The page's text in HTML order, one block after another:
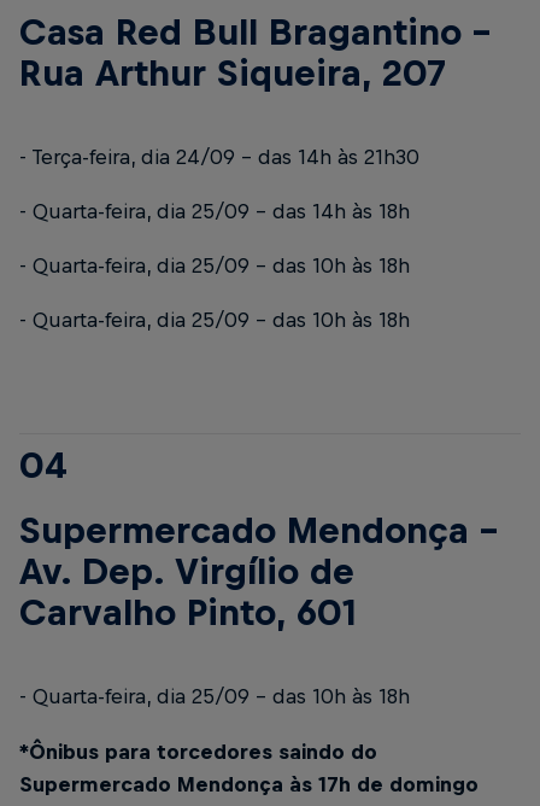
Casa Red Bull Bragantino –
Rua Arthur Siqueira, 207
- Terça-feira, dia 24/09 – das 14h às 21h30
- Quarta-feira, dia 25/09 – das 14h às 18h
- Quarta-feira, dia 25/09 – das 10h às 18h
- Quarta-feira, dia 25/09 – das 10h às 18h
04
Supermercado Mendonça -
Av. Dep. Virgílio de
Carvalho Pinto, 601
- Quarta-feira, dia 25/09 – das 10h às 18h
*Ônibus para torcedores saindo do
Supermercado Mendonça às 17h de domingo